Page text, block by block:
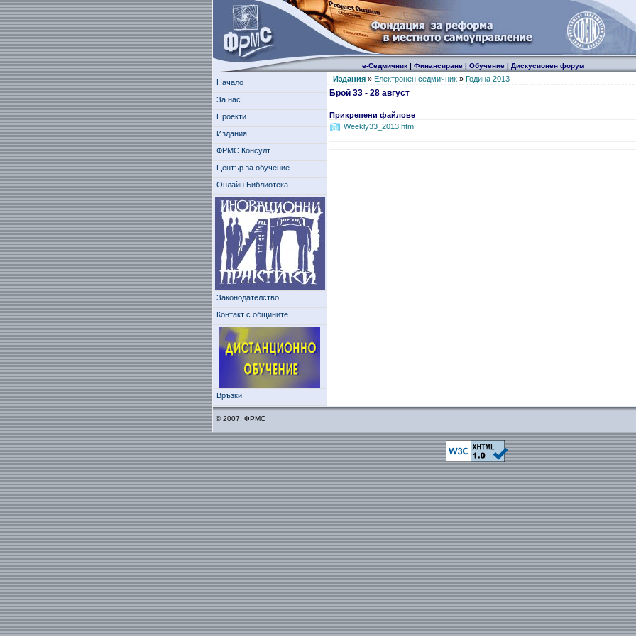
е-Седмичник| Финансиране| Обучение| Дискусионен форум
Начало
За нас
Проекти
Издания
ФРМС Консулт
Център за обучение
Онлайн Библиотека
Законодателство
Контакт с общините
Връзки
Издания» Електронен седмичник» Година 2013
Брой 33 - 28 август
Прикрепени файлове
Weekly33_2013.htm
© 2007, ФРМС